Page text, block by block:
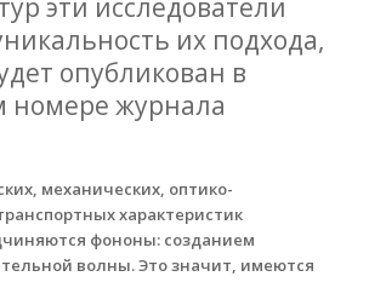
эти исследователи
их подхода,
опубликован в
номере журнала
механических, оптико-
характеристик
фононы: созданием
волны. Это значит, имеются